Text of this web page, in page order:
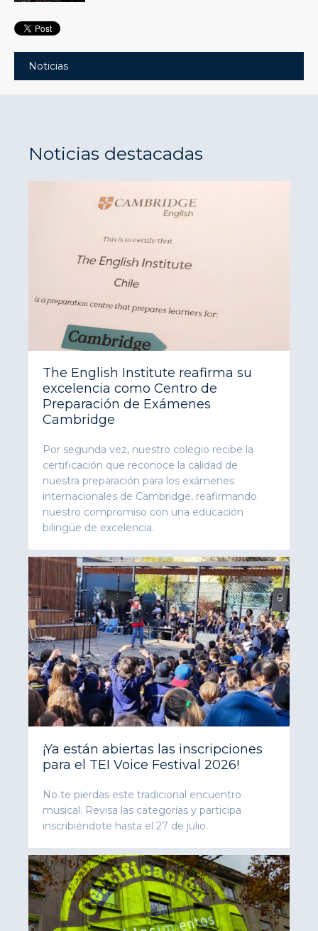
Noticias
Noticias destacadas
The English Institute reafirma su
excelencia como Centro de
Preparación de Exámenes
Cambridge
Por segunda vez, nuestro colegio recibe la
certificación que reconoce la calidad de
nuestra preparación para los exámenes
internacionales de Cambridge, reafirmando
nuestro compromiso con una educación
bilingüe de excelencia.
¡Ya están abiertas las inscripciones
para el TEI Voice Festival 2026!
No te pierdas este tradicional encuentro
musical. Revisa las categorías y participa
inscribiéndote hasta el 27 de julio.